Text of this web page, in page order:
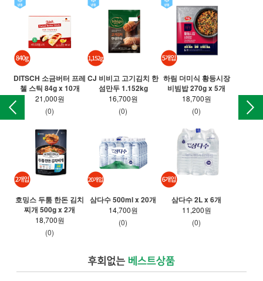
DITSCH 소금버터 프레
첼 스틱 84g x 10개
21,000원
(0)
CJ 비비고 고기김치 한
섬만두 1.152kg
16,700원
(0)
하림 더미식 황등시장
비빔밥 270g x 5개
18,700원
(0)
호밍스 두툼 한돈 김치
찌개 500g x 2개
18,700원
(0)
삼다수 500ml x 20개
14,700원
(0)
삼다수 2L x 6개
11,200원
(0)